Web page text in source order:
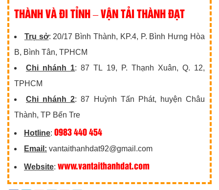
THÀNH VÀ ĐI TỈNH – VẬN TẢI THÀNH ĐẠT
Trụ sở: 20/17 Bình Thành, KP.4, P. Bình Hưng Hòa
B, Bình Tân, TPHCM
Chi nhánh 1: 87 TL 19, P. Thạnh Xuân, Q. 12,
TPHCM
Chi nhánh 2: 87 Huỳnh Tấn Phát, huyện Châu
Thành, TP Bến Tre
Hotline: 0983 440 454
Email: vantaithanhdat92@gmail.com
Website: www.vantaithanhdat.com